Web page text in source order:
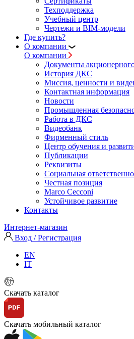
Техподдержка
Учебный центр
Чертежи и BIM-модели
Где купить?
О компании
О компании
Документы
История ДКС
Миссия, ценности и
Контактная информация
Новости
Промышленная
Работа в ДКС
Видеобанк
Фирменный стиль
Центр обучения и
Публикации
Реквизиты
Социальная
Честная позиция
Marco Cecconi
Устойчивое развитие
Контакты
Интернет-магазин
Вход / Регистрация
EN
IT
Скачать каталог
Скачать мобильный каталог